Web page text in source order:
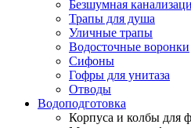
Безшумная
Трапы для душа
Уличные трапы
Водосточные воронки
Сифоны
Гофры для унитаза
Отводы
Водоподготовка
Корпуса и колбы для